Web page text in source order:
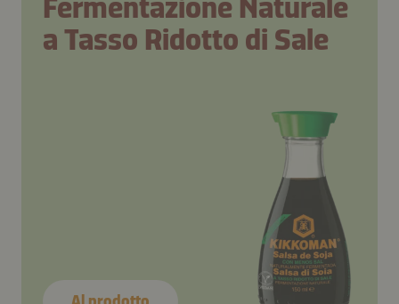
a Tasso Ridotto di Sale